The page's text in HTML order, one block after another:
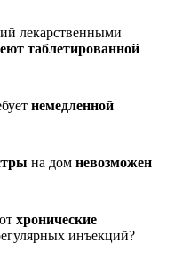
лекарственными
таблетированной
немедленной
на дом невозможен
хронические
инъекций?